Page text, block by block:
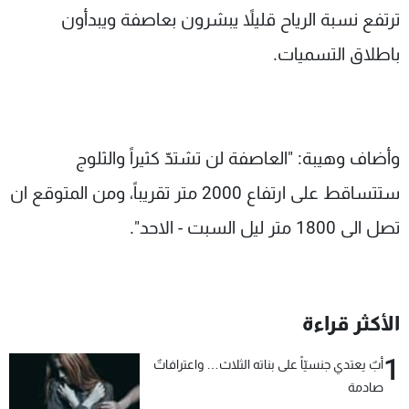
ترتفع نسبة الرياح قليلاً يبشرون بعاصفة ويبدأون
باطلاق التسميات.
وأضاف وهيبة: "العاصفة لن تشتدّ كثيراً والثلوج
ستتساقط على ارتفاع 2000 متر تقريباً، ومن المتوقع ان
تصل الى 1800 متر ليل السبت - الاحد".
الأكثر قراءة
1أبٌ يعتدي جنسيّاً على بناته الثلاث… واعترافاتٌ
صادمة